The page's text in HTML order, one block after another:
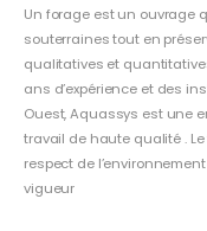
Un forage est un ouvrage
souterraines tout en
qualitatives et
ans d’expérience et des
Ouest, Aquassys est une
travail de haute qualité .
respect de
vigueur